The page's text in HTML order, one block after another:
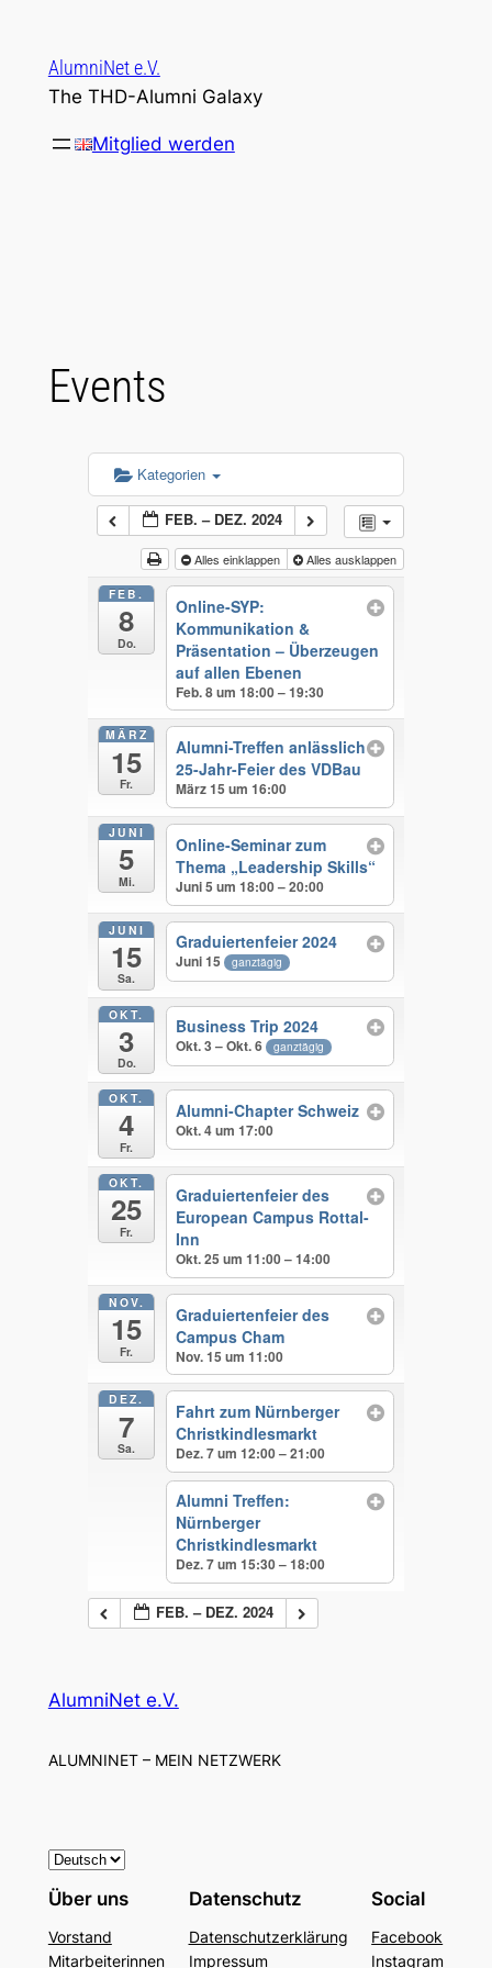
springen
AlumniNet e.V.
The THD-Alumni Galaxy
Mitglied werden
Events
Kategorien
FEB. – DEZ. 2024
Alles einklappen Alles ausklappen
FEB.
8
Do.
Online-SYP:
Kommunikation &
Präsentation – Überzeugen
auf allen Ebenen
Feb. 8 um 18:00 – 19:30
MÄRZ
15
Fr.
Alumni-Treffen anlässlich
25-Jahr-Feier des VDBau
März 15 um 16:00
JUNI
5
Mi.
Online-Seminar zum
Thema „Leadership Skills“
Juni 5 um 18:00 – 20:00
JUNI
15
Sa.
Graduiertenfeier 2024
Juni 15 ganztägig
OKT.
3
Do.
Business Trip 2024
Okt. 3 – Okt. 6 ganztägig
OKT.
4
Fr.
Alumni-Chapter Schweiz
Okt. 4 um 17:00
OKT.
25
Fr.
Graduiertenfeier des
European Campus Rottal-
Inn
Okt. 25 um 11:00 – 14:00
NOV.
15
Fr.
Graduiertenfeier des
Campus Cham
Nov. 15 um 11:00
DEZ.
7
Sa.
Fahrt zum Nürnberger
Christkindlesmarkt
Dez. 7 um 12:00 – 21:00
Alumni Treffen:
Nürnberger
Christkindlesmarkt
Dez. 7 um 15:30 – 18:00
FEB. – DEZ. 2024
AlumniNet e.V.
ALUMNINET – MEIN NETZWERK
S
p
a
Über uns
Vorstand
Mitarbeiterinnen
Datenschutz
Datenschutzerklärung
Impressum
Social
Facebook
Instagram